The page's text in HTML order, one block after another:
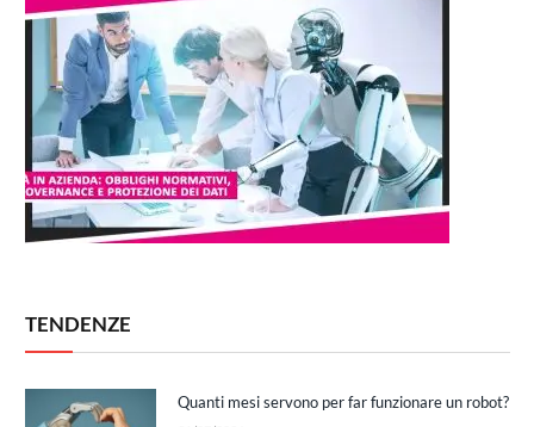
TENDENZE
Quanti mesi servono per far funzionare un robot?